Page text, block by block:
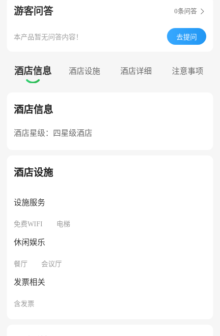
游客问答 0条问答 
本产品暂无问答内容！ 去提问
酒店信息 酒店设施 酒店详细 注意事项

酒店信息
酒店星级：四星级酒店
酒店设施
设施服务
免费WIFI 电梯
休闲娱乐
餐厅 会议厅
发票相关
含发票